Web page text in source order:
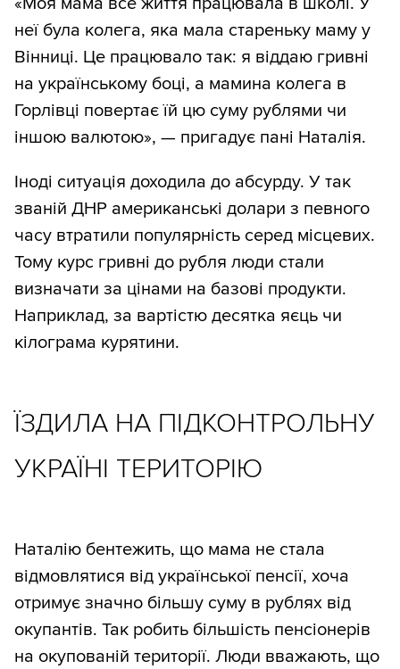
неї була колега, яка мала стареньку маму у
Вінниці. Це працювало так: я віддаю гривні
на українському боці, а мамина колега в
Горлівці повертає їй цю суму рублями чи
іншою валютою», — пригадує пані Наталія.
Іноді ситуація доходила до абсурду. У так
званій ДНР американські долари з певного
часу втратили популярність серед місцевих.
Тому курс гривні до рубля люди стали
визначати за цінами на базові продукти.
Наприклад, за вартістю десятка яєць чи
кілограма курятини.
ЇЗДИЛА НА ПІДКОНТРОЛЬНУ
УКРАЇНІ ТЕРИТОРІЮ
Наталію бентежить, що мама не стала
відмовлятися від української пенсії, хоча
отримує значно більшу суму в рублях від
окупантів. Так робить більшість пенсіонерів
на окупованій території. Люди вважають, що